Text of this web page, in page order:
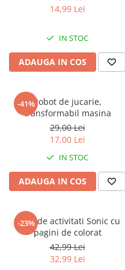
Star Wars
R-Walker
Pokemon
Baby Shark
Testoasele Ninja
Fireman Sam
Disney
Frozen Disney
Printesele Disney
Disney
Mickey Mouse Disney
Baby Shark
Pokemon
Pink Panther
Bing
Marie Cat
Skateboard
Manusi sport
Vehicule
Casute si Locuri de joaca
Sporturi de interior
14,99 Lei
IN STOC
ADAUGA IN COS
-41%Robot de jucarie,
transformabil masina
29,00 Lei
17,00 Lei
IN STOC
ADAUGA IN COS
-23%
Caiet de activitati Sonic cu
pagini de colorat
42,99 Lei
32,99 Lei